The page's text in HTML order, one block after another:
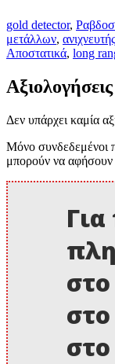
gold detector,
μετάλλων,
Αποστατικά, long
Αξιολογήσεις
Δεν υπάρχει καμία
Μόνο συνδεδεμένοι
μπορούν να αφήσουν